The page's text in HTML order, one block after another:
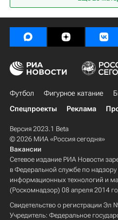
Футбол Фигурное катание
Спецпроекты
Реклама
Версия 2023.1 Beta
© 2026 МИА «Россия сегодня»
Вакансии
Сетевое издание РИА Новости
в Федеральной службе по надзору
информационных технологий и
(Роскомнадзор) 08 апреля 2014
Свидетельство о регистрации
Учредитель: Федеральное